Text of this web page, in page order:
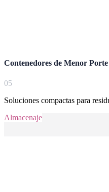
Contenedores de Menor Porte
05
Soluciones compactas para
Almacenaje